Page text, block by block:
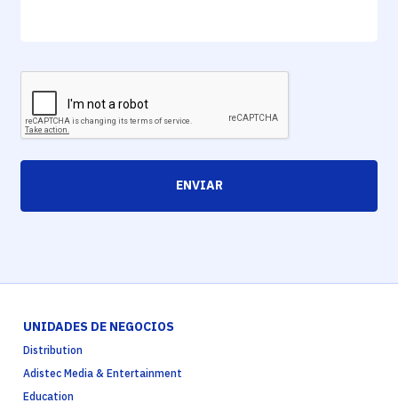
ENVIAR
UNIDADES DE NEGOCIOS
Distribution
Adistec Media & Entertainment
Education